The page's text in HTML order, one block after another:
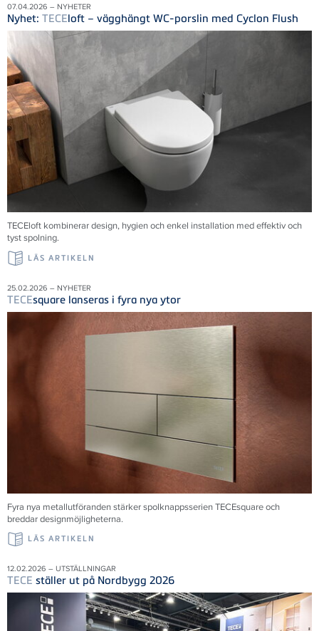
07.04.2026 – NYHETER
Nyhet: TECEloft – vägghängt WC-porslin med Cyclon Flush
TECEloft kombinerar design, hygien och enkel installation med effektiv och
tyst spolning.
LÄS ARTIKELN
25.02.2026 – NYHETER
TECEsquare lanseras i fyra nya ytor
Fyra nya metallutföranden stärker spolknappsserien TECEsquare och
breddar designmöjligheterna.
LÄS ARTIKELN
12.02.2026 – UTSTÄLLNINGAR
TECE ställer ut på Nordbygg 2026